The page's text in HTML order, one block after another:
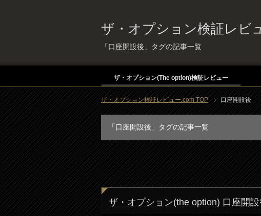
ザ・オプション検証レビ
「口座開設後」タグの記事一覧
ザ・オプション(The option)検証レビュー
ザ・オプション検証レビュー.com TOP 口座開設後
「口座開設後」タグの記事一覧
ザ・オプション(the option) 口座開